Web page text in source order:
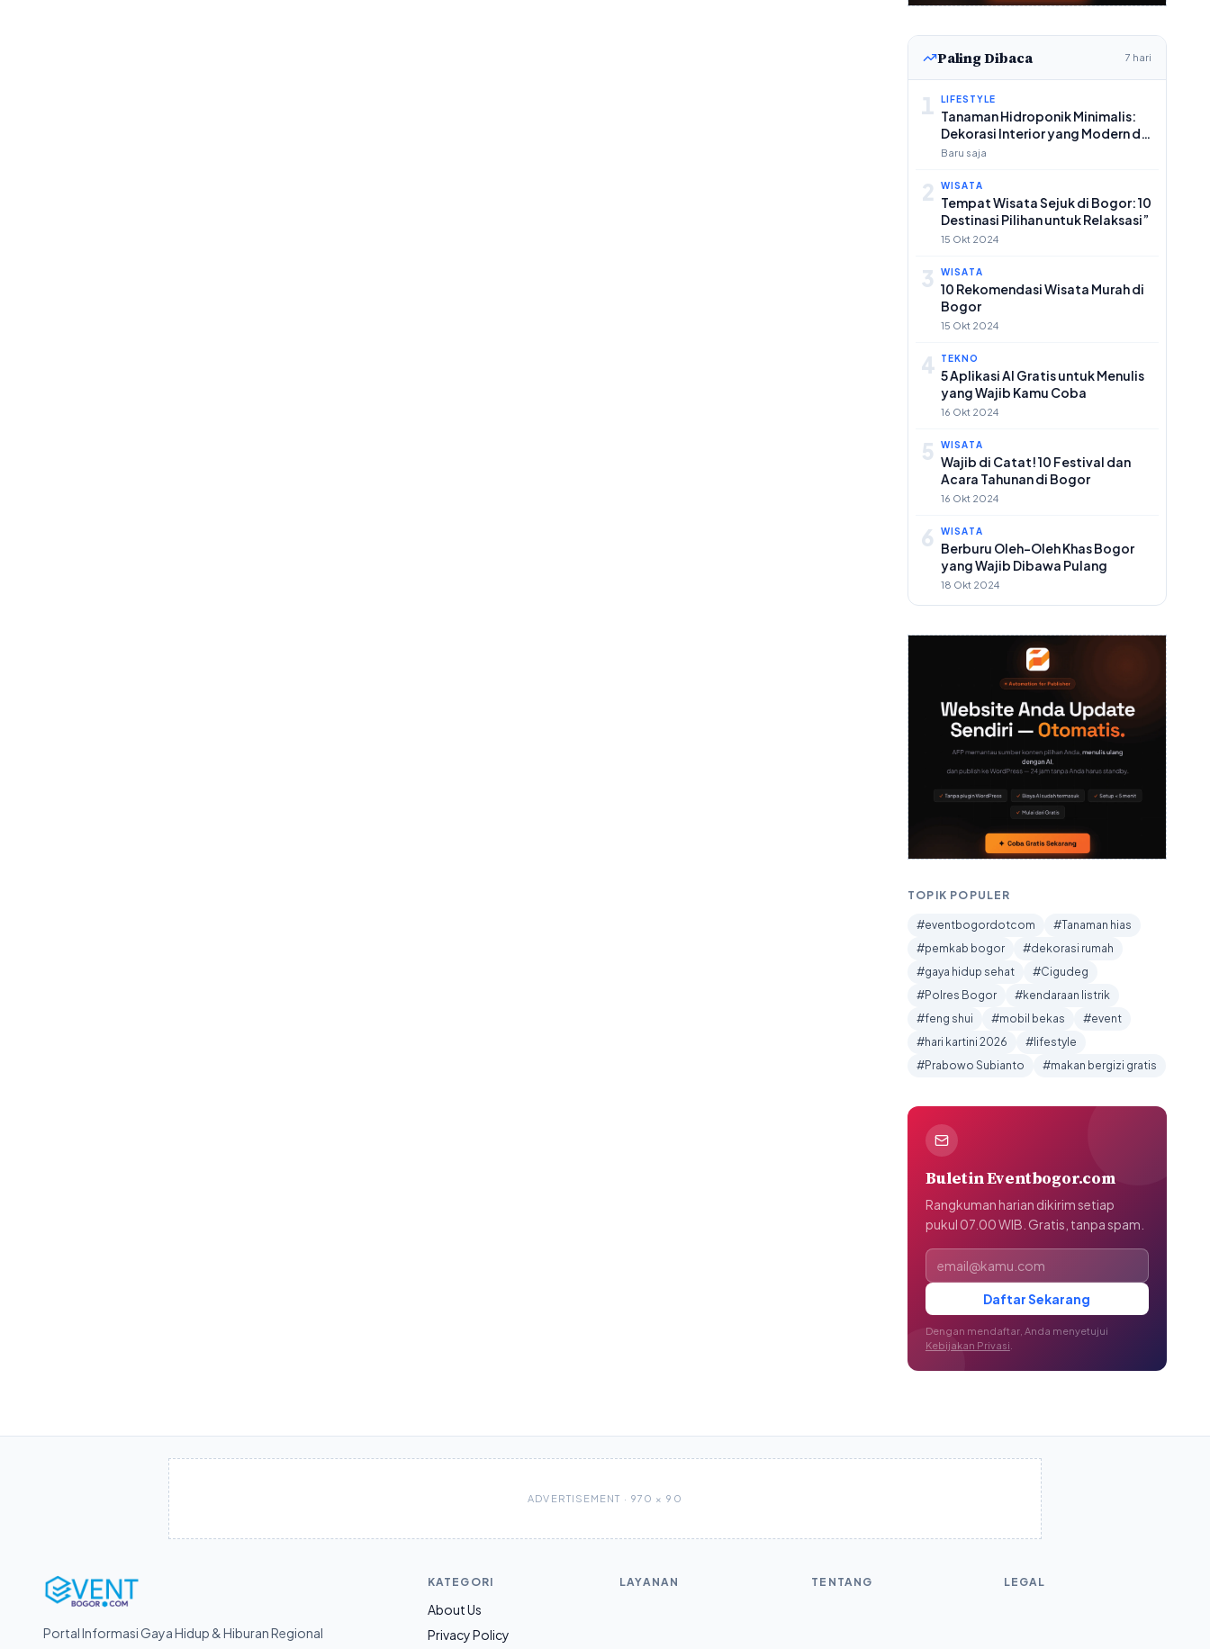
Paling Dibaca 7 hari
1 LIFESTYLE
Tanaman Hidroponik Minimalis:
Dekorasi Interior yang Modern dan
Praktis
Baru saja
2 WISATA
Tempat Wisata Sejuk di Bogor: 10
Destinasi Pilihan untuk Relaksasi”
15 Okt 2024
3 WISATA
10 Rekomendasi Wisata Murah di
Bogor
15 Okt 2024
4 TEKNO
5 Aplikasi AI Gratis untuk Menulis
yang Wajib Kamu Coba
16 Okt 2024
5 WISATA
Wajib di Catat! 10 Festival dan
Acara Tahunan di Bogor
16 Okt 2024
6 WISATA
Berburu Oleh-Oleh Khas Bogor
yang Wajib Dibawa Pulang
18 Okt 2024
TOPIK POPULER
#eventbogordotcom
#Tanaman hias
#pemkab bogor
#dekorasi rumah
#gaya hidup sehat
#Cigudeg
#Polres Bogor
#kendaraan listrik
#feng shui
#mobil bekas
#event
#hari kartini 2026
#lifestyle
#Prabowo Subianto
#makan bergizi gratis
Buletin Eventbogor.com
Rangkuman harian dikirim setiap
pukul 07.00 WIB. Gratis, tanpa spam.
Alamat email
Daftar Sekarang
Dengan mendaftar, Anda menyetujui
Kebijakan Privasi
ADVERTISEMENT · 970 × 90
Portal Informasi Gaya Hidup & Hiburan Regional
KATEGORI
About Us
Privacy Policy
LAYANAN TENTANG LEGAL